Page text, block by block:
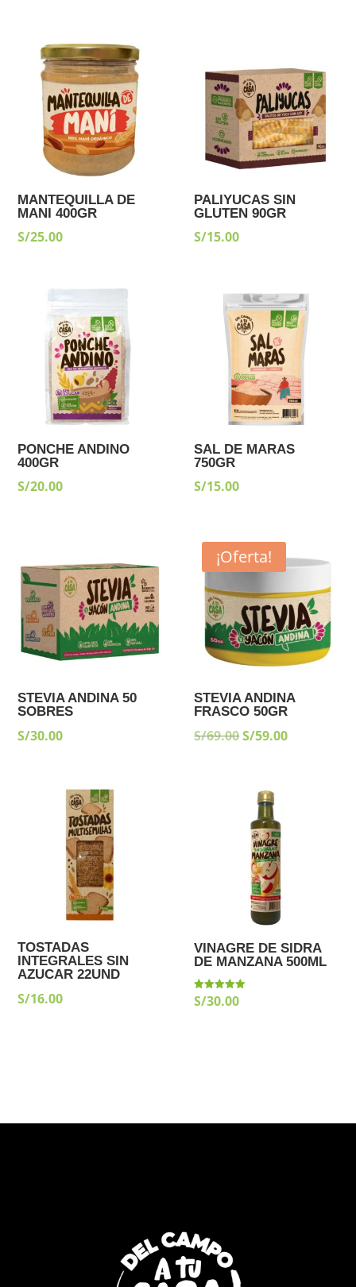
MANTEQUILLA DE
MANI 400GR
S/25.00
PALIYUCAS SIN
GLUTEN 90GR
S/15.00
PONCHE ANDINO
400GR
S/20.00
SAL DE MARAS
750GR
S/15.00
STEVIA ANDINA 50
SOBRES
S/30.00
¡Oferta!
STEVIA ANDINA
FRASCO 50GR
S/69.00EL
ERA:
S/69.00.
S/59.00EL
TOSTADAS
INTEGRALES SIN
AZUCAR 22UND
S/16.00
VINAGRE DE SIDRA
DE MANZANA 500ML
Valorado
con
S/30.00